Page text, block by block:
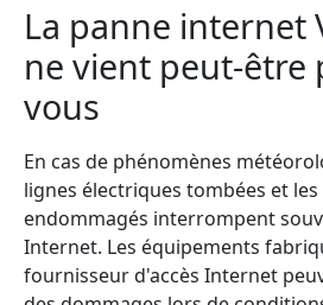
La panne internet
ne vient peut-être
vous
En cas de phénomènes
lignes électriques tombées et les
endommagés interrompent
Internet. Les équipements
fournisseur d'accès Internet